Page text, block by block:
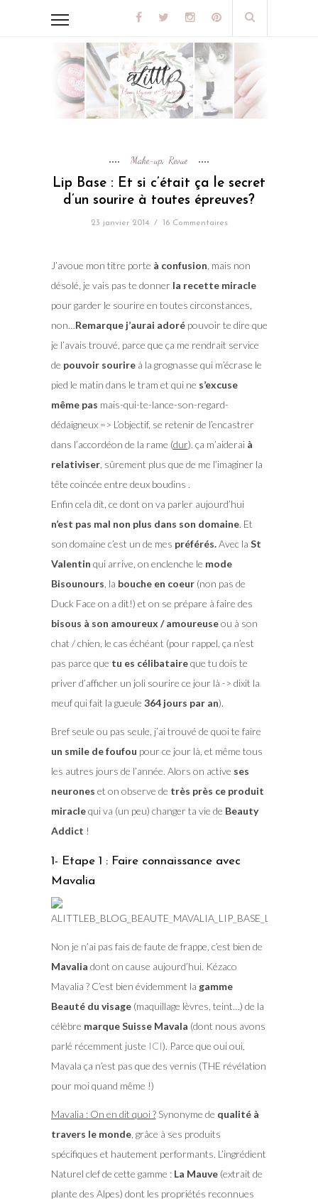
Make-up, Revue
Lip Base : Et si c’était ça le secret
d’un sourire à toutes épreuves?
23 janvier 2014 / 16 Commentaires
J’avoue mon titre porte à confusion, mais non
désolé, je vais pas te donnerla recette miracle
pour garder le sourire en toutes circonstances,
non…Remarque j’aurai adorépouvoir te dire que
je l’avais trouvé, parce que ça me rendrait service
de pouvoir sourireà la grognasse qui m’écrase le
pied le matin dans le tram et qui ne s’excuse
même pas mais-qui-te-lance-son-regard-
dédaigneux => L’objectif, se retenir de l’encastrer
dans l’accordéon de la rame (dur). ça m’aiderai à
relativiser, sûrement plus que de me l’imaginer la
tête coincée entre deux boudins .
Enfin cela dit, ce dont on va parler aujourd’hui
n’est pas mal non plus dans son domaine. Et
son domaine c’est un de mes préférés.Avec la St
Valentin qui arrive, on enclenche le mode
Bisounours, la bouche en coeur(non pas de
Duck Face on a dit!) et on se prépare à faire des
bisous à son amoureux / amoureuseou à son
chat / chien, le cas échéant (pour rappel, ça n’est
pas parce que tu es célibataireque tu dois te
priver d’afficher un joli sourire ce jour là -> dixit la
meuf qui fait la gueule 364 jours par an).
Bref seule ou pas seule, j’ai trouvé de quoi te faire
un smile de foufou pour ce jour là, et même tous
les autres jours de l’année. Alors on active ses
neurones et on observe de très près ce produit
miraclequi va (un peu) changer ta vie de Beauty
Addict !
1- Etape 1 : Faire connaissance avec
Mavalia
Non je n’ai pas fais de faute de frappe, c’est bien de
Mavalia dont on cause aujourd’hui. Kézaco
Mavalia ? C’est bien évidemment la gamme
Beauté du visage(maquillage lèvres, teint…) de la
célèbre marque Suisse Mavala (dont nous avons
parlé récemment juste ICI). Parce que oui oui,
Mavala ça n’est pas que des vernis (THE révélation
pour moi quand même !)
Mavalia : On en dit quoi ?Synonyme de qualité à
travers le monde, grâce à ses produits
spécifiques et hautement performants. L’ingrédient
Naturel clef de cette gamme : La Mauve(extrait de
plante des Alpes) dont les propriétés reconnues